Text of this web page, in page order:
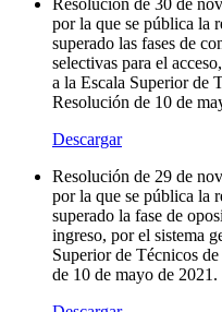
Resolución de 30 de
por la que se pública la
superado las fases de
selectivas para el
a la Escala Superior de
Resolución de 10 de
Descargar
Resolución de 29 de
por la que se pública la
superado la fase de
ingreso, por el sistema
Superior de Técnicos
de 10 de mayo de 2021.